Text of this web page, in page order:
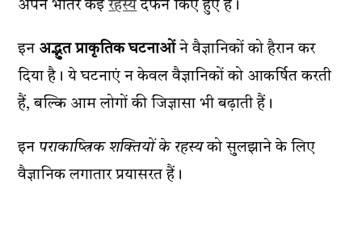
अपने भीतर कईरहस्यदफन किए हुए हैं।
इन अद्भुत प्राकृतिक घटनाओंने वैज्ञानिकों को हैरान कर
दिया है। ये घटनाएं न केवल वैज्ञानिकों को आकर्षित करती
हैं, बल्कि आम लोगों की जिज्ञासा भी बढ़ाती हैं।
इनपराकाष्त्रिक शक्तियों के रहस्यको सुलझाने के लिए
वैज्ञानिक लगातार प्रयासरत हैं।